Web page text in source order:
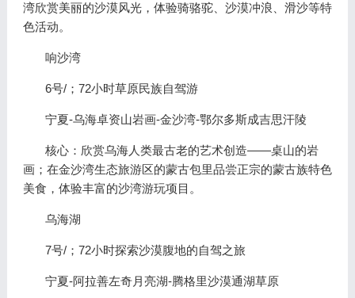
湾欣赏美丽的沙漠风光，体验骑骆驼、沙漠冲浪、滑沙等特
色活动。
响沙湾
6号/；72小时草原民族自驾游
宁夏-乌海卓资山岩画-金沙湾-鄂尔多斯成吉思汗陵
核心：欣赏乌海人类最古老的艺术创造——桌山的岩
画；在金沙湾生态旅游区的蒙古包里品尝正宗的蒙古族特色
美食，体验丰富的沙湾游玩项目。
乌海湖
7号/；72小时探索沙漠腹地的自驾之旅
宁夏-阿拉善左奇月亮湖-腾格里沙漠通湖草原